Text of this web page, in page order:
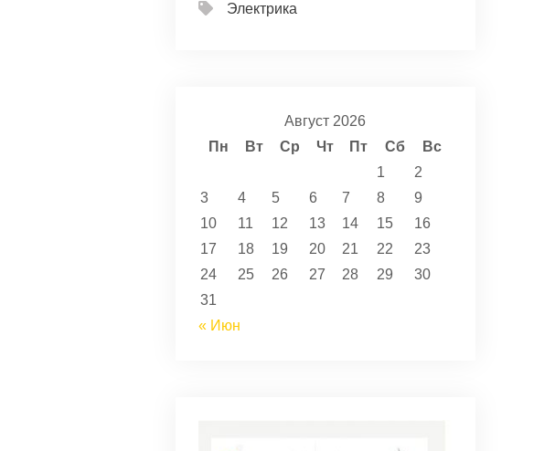
Электрика
Август 2026
Пн
Вт Ср Чт Пт Сб
Вс
1
2
3
4 5 6 7 8
9
10
11 12 13 14 15
16
17
18 19 20 21 22
23
24
25 26 27 28 29
30
31
« Июн